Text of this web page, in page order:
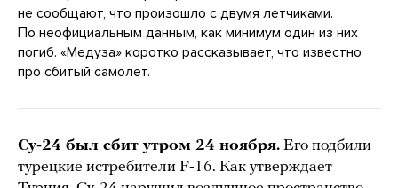
не сообщают, что произошло с двумя летчиками.
По неофициальным данным, как минимум один из них
погиб. «Медуза» коротко рассказывает, что известно
про сбитый самолет.
Су-24 был сбит утром 24 ноября. Его подбили
турецкие истребители F-16. Как утверждает